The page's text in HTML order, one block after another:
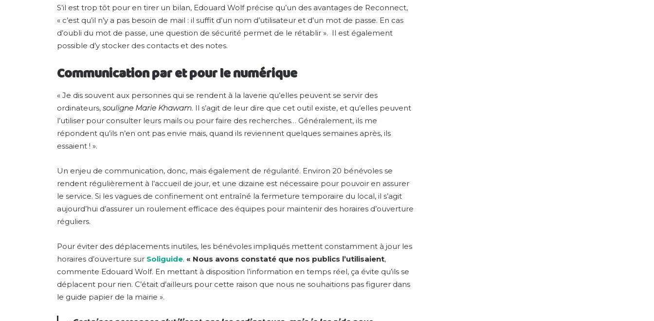
S’il est trop tôt pour en tirer un bilan, Edouard Wolf précise qu’un des avantages de Reconnect,
« c’est qu’il n’y a pas besoin de mail : il suffit d’un nom d’utilisateur et d’un mot de passe. En cas
d’oubli du mot de passe, une question de sécurité permet de le rétablir ». Il est également
possible d’y stocker des contacts et des notes.
Communication par et pour le numérique
« Je dis souvent aux personnes qui se rendent à la laverie qu’elles peuvent se servir des
ordinateurs, souligne Marie Khawam. Il s’agit de leur dire que cet outil existe, et qu’elles peuvent
l’utiliser pour consulter leurs mails ou pour faire des recherches… Généralement, ils me
répondent qu’ils n’en ont pas envie mais, quand ils reviennent quelques semaines après, ils
essaient ! ».
Un enjeu de communication, donc, mais également de régularité. Environ 20 bénévoles se
rendent régulièrement à l’accueil de jour, et une dizaine est nécessaire pour pouvoir en assurer
le service. Si les vagues de confinement ont entraîné la fermeture temporaire du local, il s’agit
aujourd’hui d’assurer un roulement efficace des équipes pour maintenir des horaires d’ouverture
réguliers.
Pour éviter des déplacements inutiles, les bénévoles impliqués mettent constamment à jour les
horaires d’ouverture sur Soliguide. « Nous avons constaté que nos publics l’utilisaient,
commente Edouard Wolf. En mettant à disposition l’information en temps réel, ça évite qu’ils se
déplacent pour rien. C’était d’ailleurs pour cette raison que nous ne souhaitions pas figurer dans
le guide papier de la mairie ».